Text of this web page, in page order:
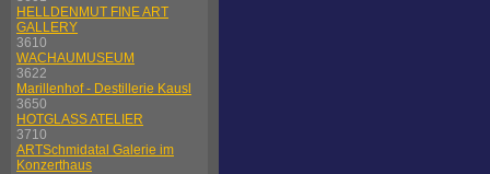
HELLDENMUT FINE ART
GALLERY
3610
WACHAUMUSEUM
3622
Marillenhof - Destillerie Kausl
3650
HOTGLASS ATELIER
3710
ARTSchmidatal Galerie im
Konzerthaus